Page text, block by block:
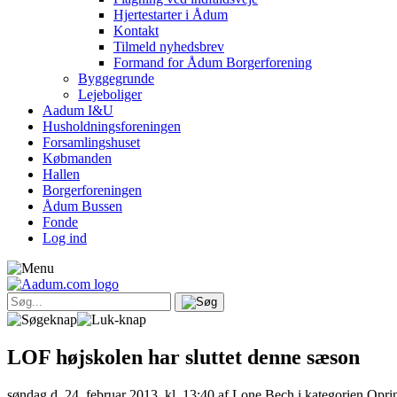
Hjertestarter i Ådum
Kontakt
Tilmeld nyhedsbrev
Formand for Ådum Borgerforening
Byggegrunde
Lejeboliger
Aadum I&U
Husholdningsforeningen
Forsamlingshuset
Købmanden
Hallen
Borgerforeningen
Ådum Bussen
Fonde
Log ind
LOF højskolen har sluttet denne sæson